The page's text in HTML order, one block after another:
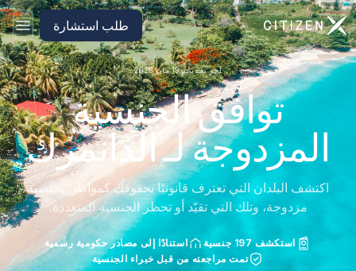
الانتقال إلى الصفحة الرئيسية لـ CitizenX طلب استشارة
آخر تحديث: 19 مايو 2026
توافق الجنسية
المزدوجة لـ الدانمرك
اكتشف البلدان التي تعترف قانونيًا بحقوقك كمواطن بجنسية
مزدوجة، وتلك التي تقيّد أو تحظر الجنسية المتعددة.
استكشف 197 جنسية
استنادًا إلى مصادر حكومية رسمية
تمت مراجعته من قبل خبراء الجنسية